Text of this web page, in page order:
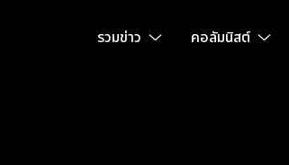
รวมข่าว คอลัมนิสต์